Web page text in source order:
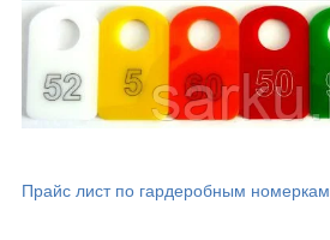
Прайс лист по гардеробным номеркам